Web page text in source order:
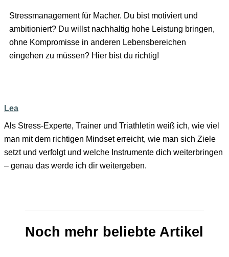
Stressmanagement für Macher. Du bist motiviert und
ambitioniert? Du willst nachhaltig hohe Leistung bringen,
ohne Kompromisse in anderen Lebensbereichen
eingehen zu müssen? Hier bist du richtig!
Lea
Als Stress-Experte, Trainer und Triathletin weiß ich, wie viel
man mit dem richtigen Mindset erreicht, wie man sich Ziele
setzt und verfolgt und welche Instrumente dich weiterbringen
– genau das werde ich dir weitergeben.
Noch mehr beliebte Artikel